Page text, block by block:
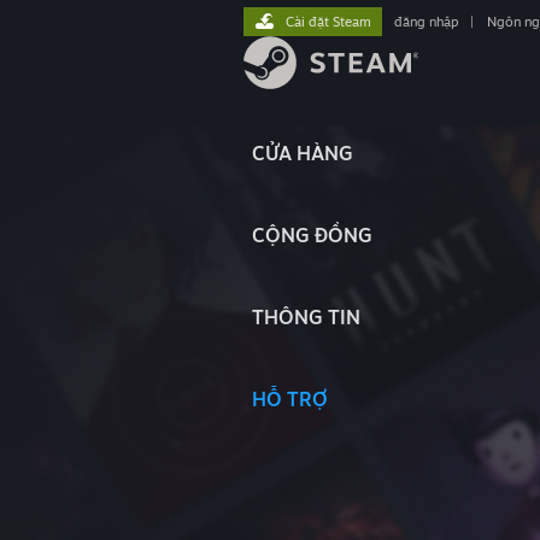
CỬA HÀNG
CỘNG ĐỒNG
THÔNG TIN
HỖ TRỢ
Cài đặt Steam đăng nhập Ngôn